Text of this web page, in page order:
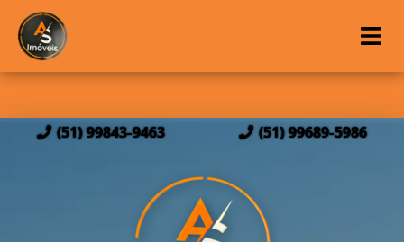
(51) 99843-9463 (51) 99689-5986